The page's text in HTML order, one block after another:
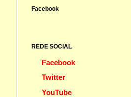
Facebook
REDE SOCIAL
Facebook
Twitter
YouTube